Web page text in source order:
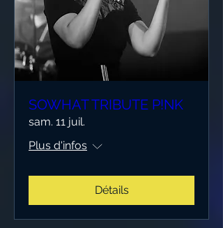
SOWHAT TRIBUTE P!NK
sam. 11 juil.
Plus d'infos
Détails